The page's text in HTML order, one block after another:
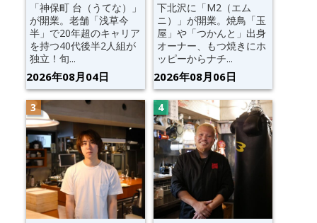
「神保町 台（うてな）」
が開業。老舗「浅草今
半」で20年超のキャリア
を持つ40代後半2人組が
独立！旬...
2026年08月04日
下北沢に「M2（エム
ニ）」が開業。焼鳥「玉
屋」や「つかんと」出身
オーナー、もつ焼きにホ
ッピーからナチ...
2026年08月06日